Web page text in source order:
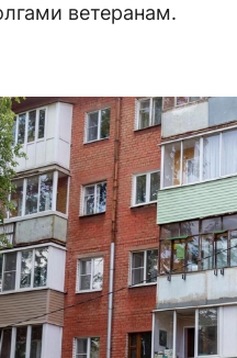
ветеранам.